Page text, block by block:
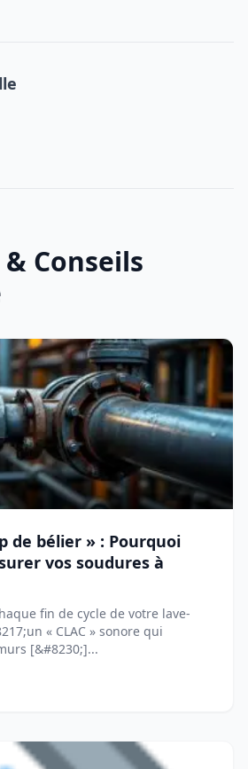
Conseils
de bélier » : Pourquoi
vos soudures à
fin de cycle de votre lave-
« CLAC » sonore qui
[&#8230;]...